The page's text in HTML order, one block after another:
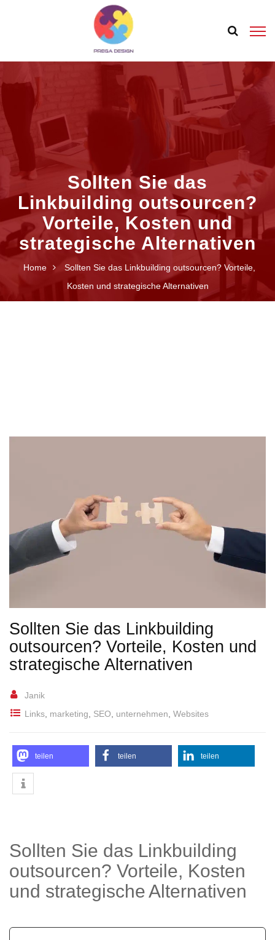
Sollten Sie das
Linkbuilding outsourcen?
Vorteile, Kosten und
strategische Alternativen
Home
Sollten Sie das Linkbuilding outsourcen? Vorteile,
Kosten und strategische Alternativen
Sollten Sie das Linkbuilding
outsourcen? Vorteile, Kosten und
strategische Alternativen
Janik
Links marketing SEO unternehmen Websites
teilen teilen teilen
Sollten Sie das Linkbuilding
outsourcen? Vorteile, Kosten
und strategische Alternativen